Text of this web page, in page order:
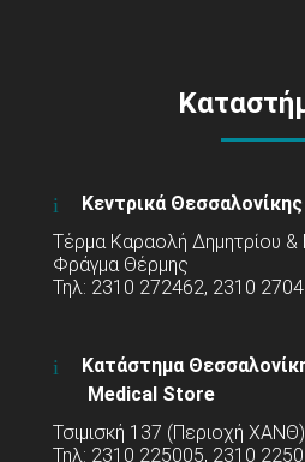
Κεντρικά
Τέρμα Καραολή Δημητρίου &
Φράγμα Θέρμης
Τηλ: 2310 272462, 2310
Κατάστημα
Medical Store
Τσιμισκή 137 (Περιοχή ΧΑΝΘ)
Τηλ: 2310 225005, 2310